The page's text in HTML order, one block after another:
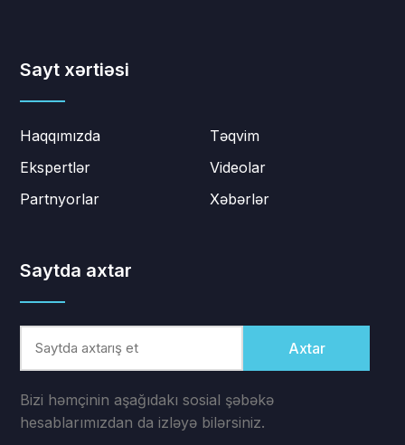
Sayt xərtiəsi
Haqqımızda
Ekspertlər
Partnyorlar
Təqvim
Videolar
Xəbərlər
Saytda axtar
Axtar
Bizi həmçinin aşağıdakı sosial şəbəkə
hesablarımızdan da izləyə bilərsiniz.